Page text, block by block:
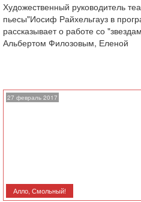
Художественный руководитель
пьесы"Иосиф Райхельгауз в
рассказывает о работе со
Альбертом Филозовым, Еленой
27 февраль 2017
Алло, Смольный!